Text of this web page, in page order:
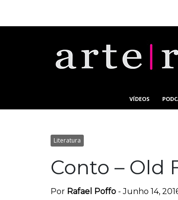
VÍDEOS
Literatura
Conto – Old
Por Rafael Poffo -Junho 14,